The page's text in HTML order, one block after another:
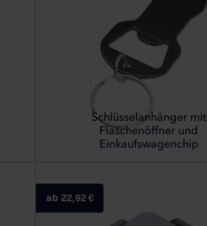
Schlüsselanhänger mit
Flaschenöffner und
Einkaufswagenchip
ab 22,92 €